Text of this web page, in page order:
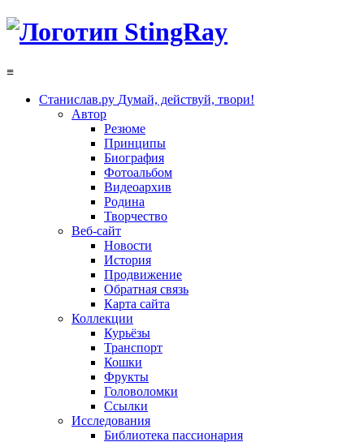
≡
Станислав.ру Думай, действуй, твори!
Автор
Резюме
Принципы
Биография
Фотоальбом
Видеоархив
Родина
Творчество
Веб-сайт
Новости
История
Продвижение
Обратная связь
Карта сайта
Коллекции
Курьёзы
Транспорт
Кошки
Фрукты
Головоломки
Ссылки
Исследования
Библиотека пассионария